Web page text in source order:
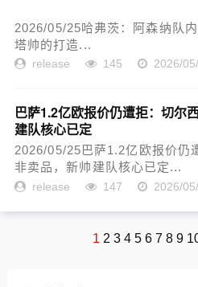
2026/05/25哈弗茨：阿森纳队
塔帅的打造...
release 145 2026/
巴萨1.2亿欧报价仍遭拒：切尔
建队核心已定
2026/05/25巴萨1.2亿欧报价仍
非卖品，新帅建队核心已定...
release 147 2026/
1 2 3 4 5 6 7 8 9